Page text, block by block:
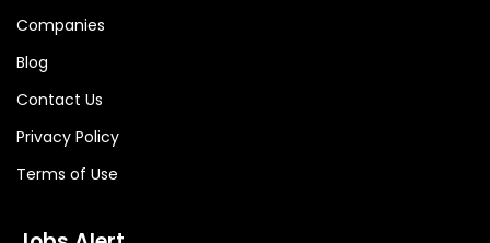
Companies
Blog
Contact Us
Privacy Policy
Terms of Use